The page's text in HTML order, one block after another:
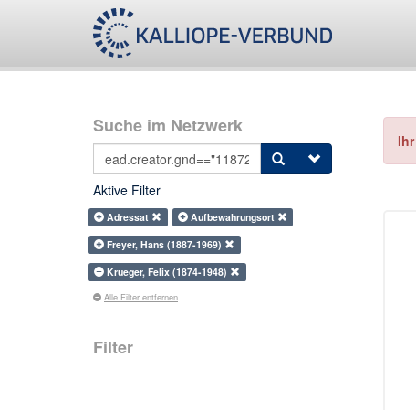
Suche im Netzwerk
Aktive Filter
Adressat
Aufbewahrungsort
Freyer, Hans (1887-1969)
Krueger, Felix (1874-1948)
Alle Filter entfernen
Filter